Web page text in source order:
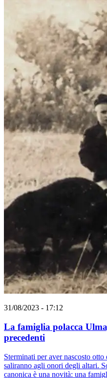
31/08/2023 - 17:12
La famiglia polacca
precedenti
Sterminati per aver nascosto
saliranno agli onori degli altari.
canonica è una novità: una